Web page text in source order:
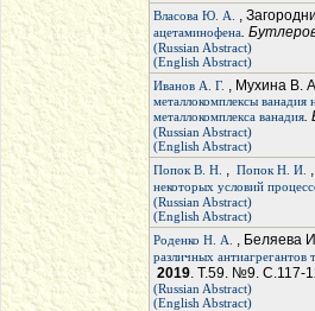
Власова Ю. А.
,
ацетаминофена.
(Russian Abstract)
(English Abstract)
Иванов А. Г. , Мухина В.
металлокомплексы
металлокомплекса ванадия.
(Russian Abstract)
(English Abstract)
Попок В. Н. , Попок Н. И. ,
некоторых условий
(Russian Abstract)
(English Abstract)
Роденко Н. А.
, Беляева
различных
2019. Т.59. №9. С.117-
(Russian Abstract)
(English Abstract)